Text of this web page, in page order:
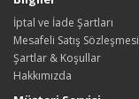
İptal ve İade Şartları
Mesafeli Satış Sözleşmesi
Şartlar & Koşullar
Hakkımızda